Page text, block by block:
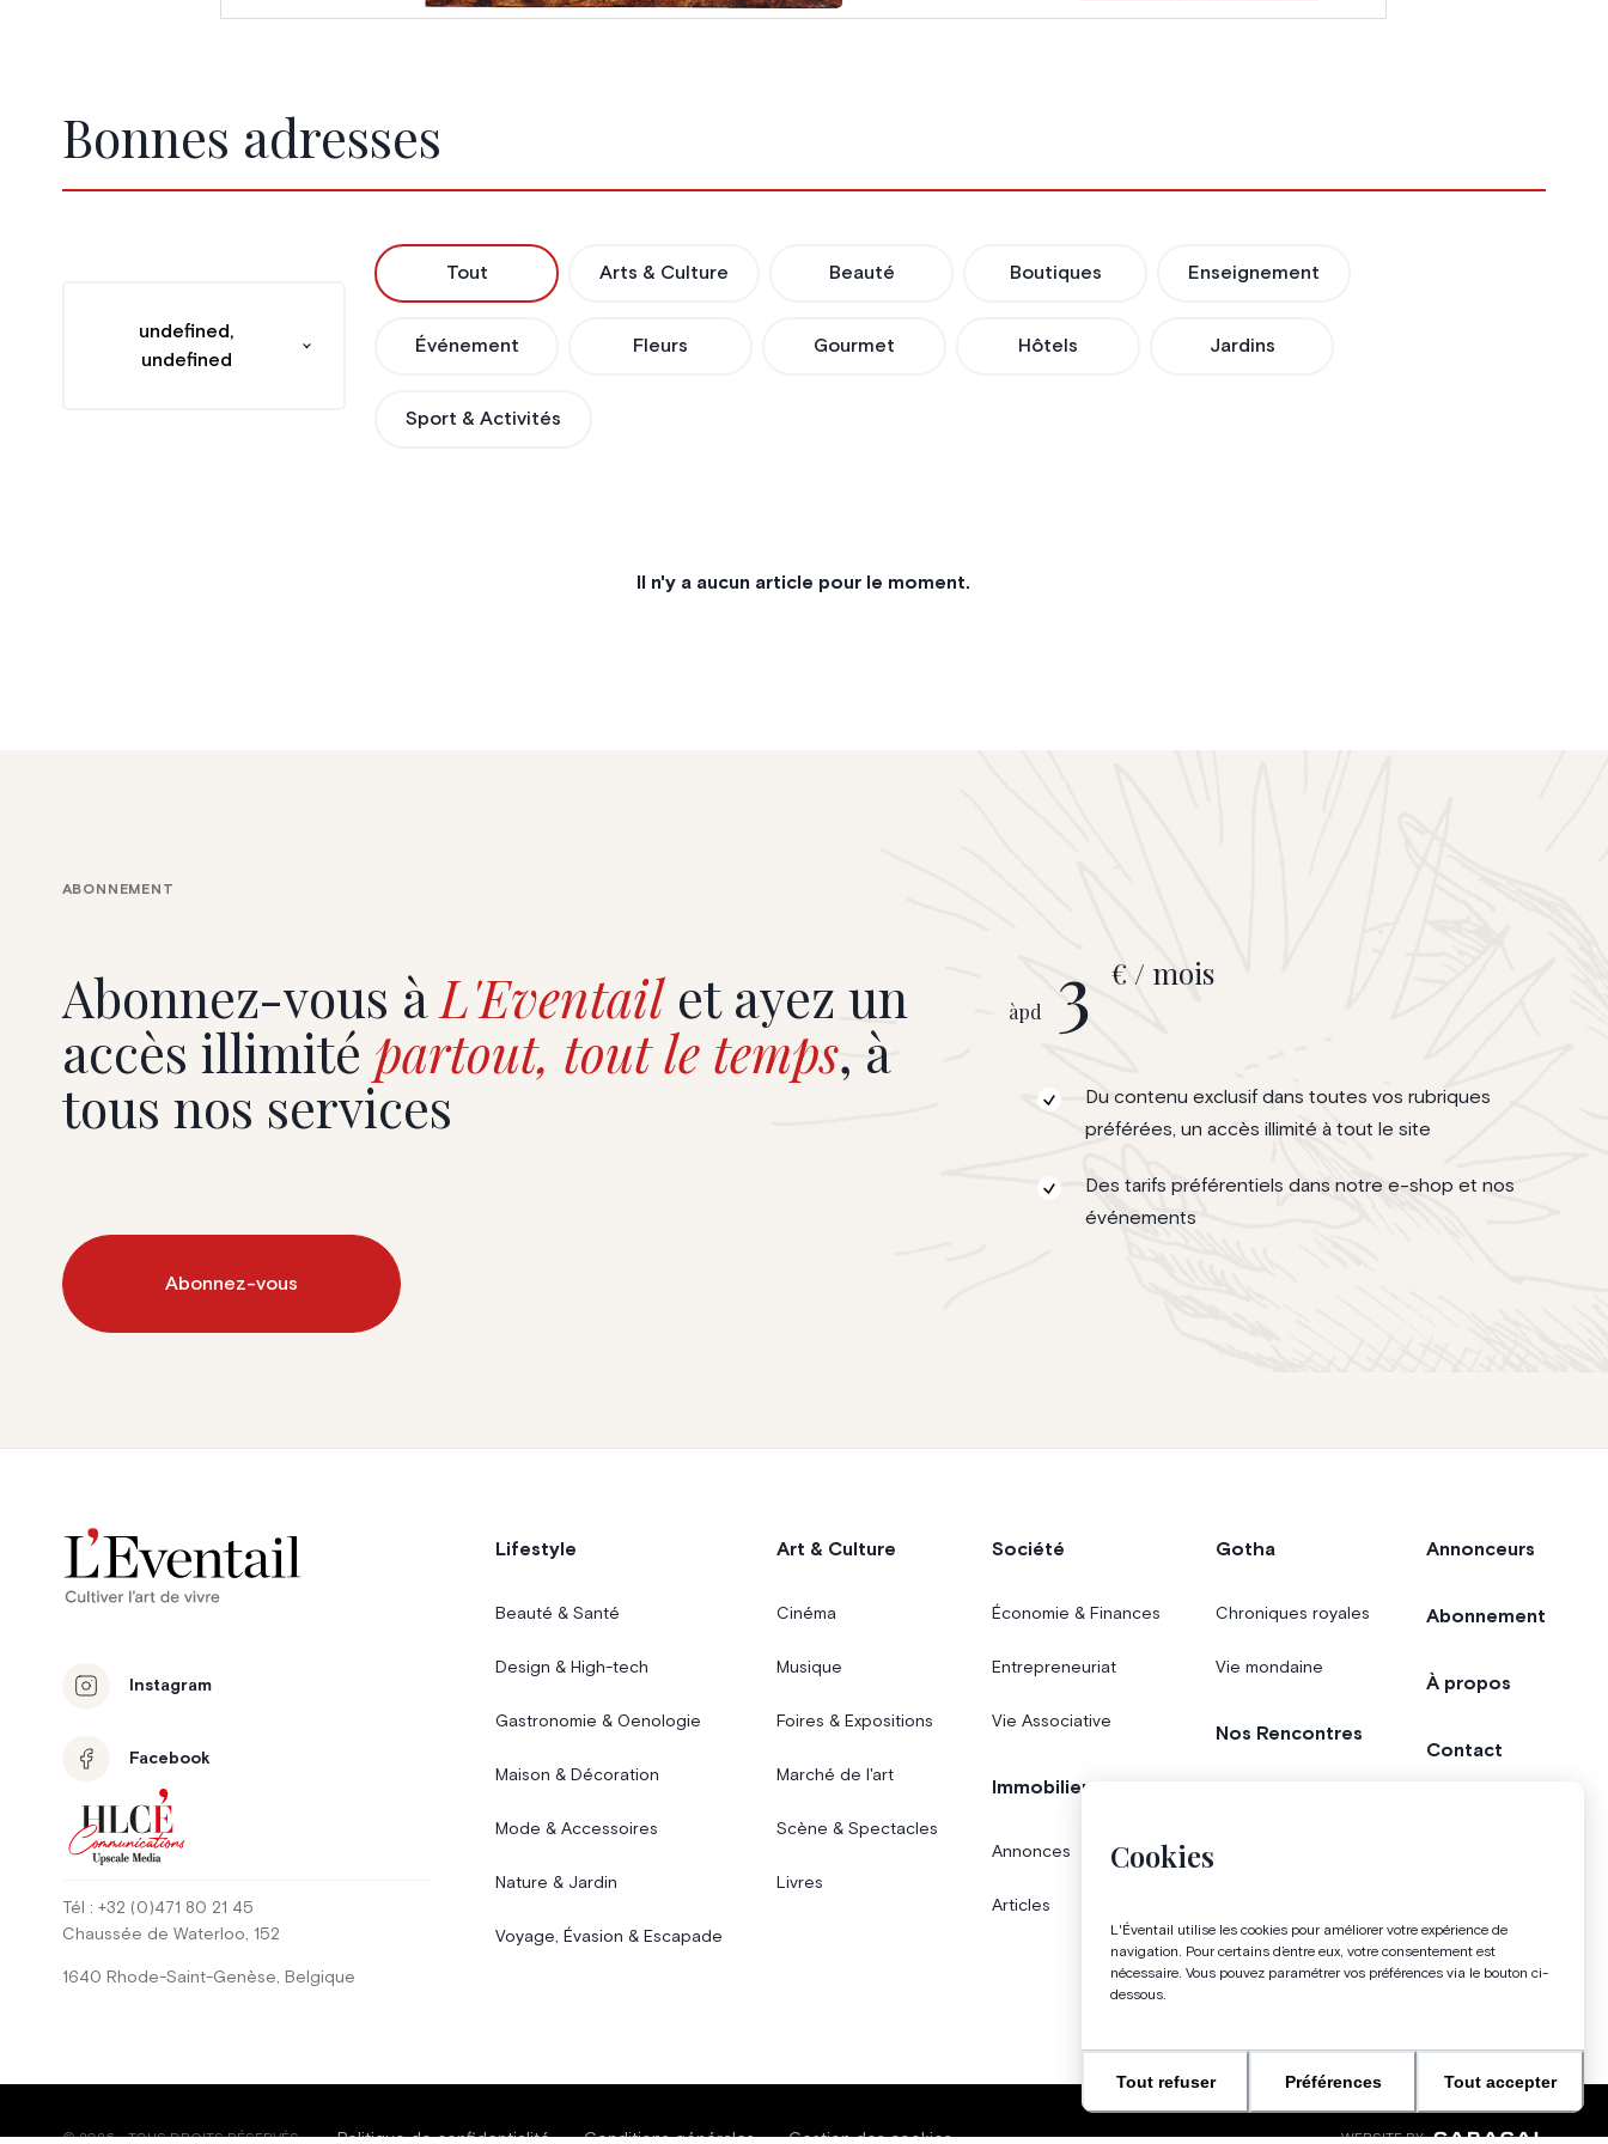
Bonnes adresses
undefined,
undefined
Tout Arts & Culture Beauté Boutiques Enseignement
Événement Fleurs Gourmet Hôtels Jardins
Sport & Activités
Il n'y a aucun article pour le moment.
Cookies
L'Éventail utilise les cookies pour améliorer votre expérience de
navigation. Pour certains d’entre eux, votre consentement est
nécessaire. Vous pouvez paramétrer vos préférences via le bouton ci-
dessous.
Tout refuser Préférences Tout accepter
Abonnez-vous àL'Eventailet ayez un
accès illimité partout, tout le temps, à
tous nos services
ABONNEMENT
Abonnez-vous
àpd 3 € / mois
Du contenu exclusif dans toutes vos rubriques
préférées, un accès illimité à tout le site
Des tarifs préférentiels dans notre e-shop et nos
événements
Instagram
Facebook
Tél
: +32 (0)471 80 21 45
Chaussée de Waterloo , 152
1640 Rhode-Saint-Genèse Belgique
Lifestyle
Beauté & Santé
Design & High-tech
Gastronomie & Oenologie
Maison & Décoration
Mode & Accessoires
Nature & Jardin
Voyage, Évasion & Escapade
Art & Culture
Cinéma
Musique
Foires & Expositions
Marché de l'art
Scène & Spectacles
Livres
Société
Économie & Finances
Entrepreneuriat
Vie Associative
Immobilier
Annonces
Articles
Gotha
Chroniques royales
Vie mondaine
Nos Rencontres
Magazine
Annonceurs
Abonnement
À propos
Contact
©2026-TOUS DROITS RÉSERVÉS Politique de confidentialité Conditions générales Gestion des cookies WEBSITE BY